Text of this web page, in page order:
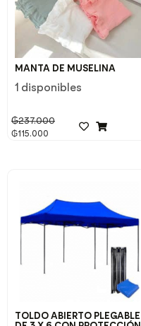
MANTA DE MUSELINA
1 disponibles
₲237.000
₲115.000
TOLDO ABIERTO PLEGABLE